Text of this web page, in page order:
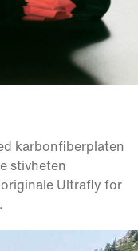
karbonfiberplaten
stivheten
Ultrafly for